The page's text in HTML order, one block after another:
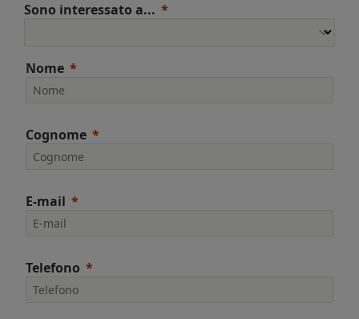
Sono interessato a...
Nome
Cognome
E-mail
Telefono